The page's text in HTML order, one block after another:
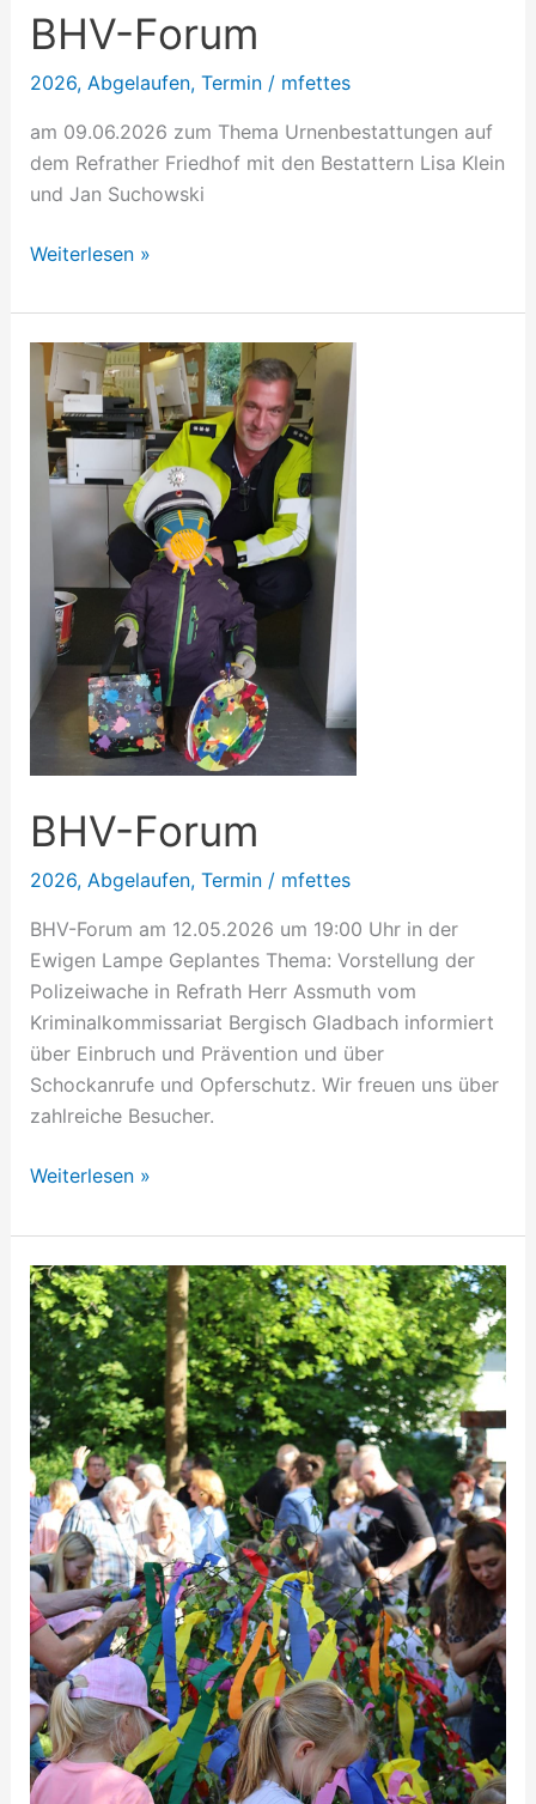
BHV-Forum
2026, Abgelaufen, Termin/ mfettes
am 09.06.2026 zum Thema Urnenbestattungen auf
dem Refrather Friedhof mit den Bestattern Lisa Klein
und Jan Suchowski
Weiterlesen »
BHV-Forum
2026, Abgelaufen, Termin/ mfettes
BHV-Forum am 12.05.2026 um 19:00 Uhr in der
Ewigen Lampe Geplantes Thema: Vorstellung der
Polizeiwache in Refrath Herr Assmuth vom
Kriminalkommissariat Bergisch Gladbach informiert
über Einbruch und Prävention und über
Schockanrufe und Opferschutz. Wir freuen uns über
zahlreiche Besucher.
BHV-
Forum
Weiterlesen »
Maifest
2026